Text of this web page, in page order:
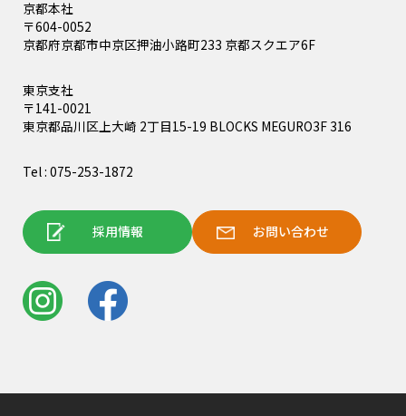
京都本社
〒604-0052
京都府京都市中京区押油小路町233 京都スクエア6F
東京支社
〒141-0021
東京都品川区上大崎 2丁目15-19 BLOCKS MEGURO3F 316
Tel : 075-253-1872
採用情報 お問い合わせ